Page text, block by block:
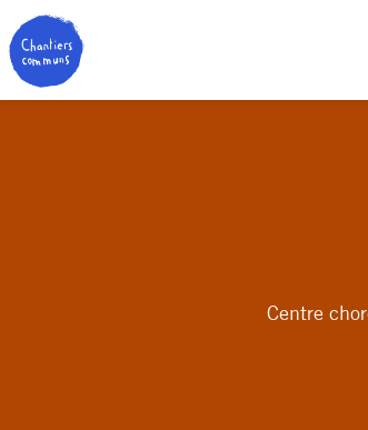
Centre